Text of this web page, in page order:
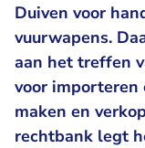
Duiven voor
vuurwapens.
aan het treffen
voor importeren
maken en
rechtbank legt